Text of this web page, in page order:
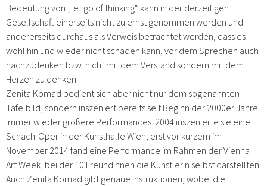
Bedeutung von „let go of thinking“ kann in der derzeitigen
Gesellschaft einerseits nicht zu ernst genommen werden und
andererseits durchaus als Verweis betrachtet werden, dass es
wohl hin und wieder nicht schaden kann, vor dem Sprechen auch
nachzudenken bzw. nicht mit dem Verstand sondern mit dem
Herzen zu denken.
Zenita Komad bedient sich aber nicht nur dem sogenannten
Tafelbild, sondern inszeniert bereits seit Beginn der 2000er Jahre
immer wieder größere Performances. 2004 inszenierte sie eine
Schach-Oper in der Kunsthalle Wien, erst vor kurzem im
November 2014 fand eine Performance im Rahmen der Vienna
Art Week, bei der 10 FreundInnen die Künstlerin selbst darstellten.
Auch Zenita Komad gibt genaue Instruktionen, wobei die